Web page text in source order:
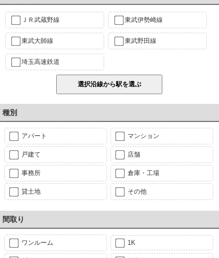
ＪＲ武蔵野線 東武伊勢崎線
東武大師線 東武野田線
埼玉高速鉄道
種別
アパート マンション
戸建て 店舗
事務所 倉庫・工場
貸土地 その他
間取り
ワンルーム 1K